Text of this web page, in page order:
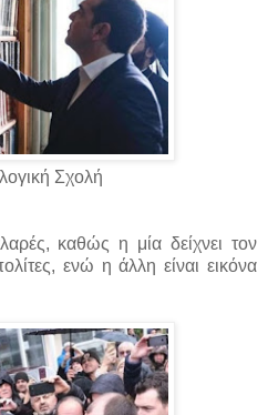
Σχολή
καθώς η μία δείχνει τον
ενώ η άλλη είναι εικόνα